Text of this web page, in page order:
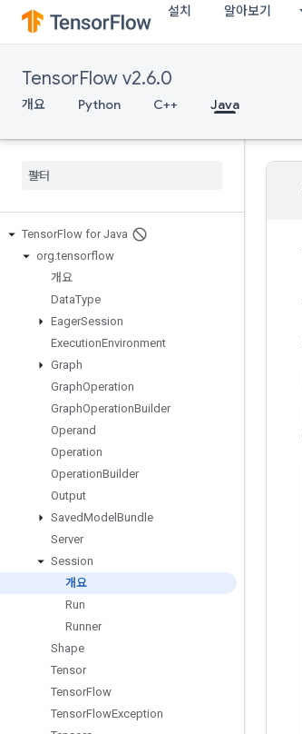
설치 알아보기
TensorFlow v2.6.0
개요 Python C++ Java
TensorFlow for Java
org.tensorflow
개요
DataType
EagerSession
ExecutionEnvironment
Graph
GraphOperation
GraphOperationBuilder
Operand
Operation
OperationBuilder
Output
SavedModel Bundle
Server
Session
개요
Run
Runner
Shape
Tensor
TensorFlow
TensorFlowException